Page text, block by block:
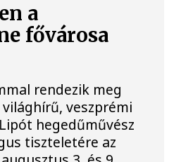
a
fővárosa
rendezik meg
veszprémi
hegedűművész
tiszteletére az